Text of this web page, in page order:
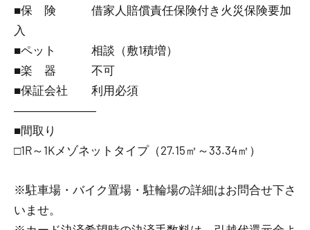
■保 険 借家人賠償責任保険付き火災保険要加
入
■ペット 相談（敷1積増）
■楽 器 不可
■保証会社 利用必須
―――――――
■間取り
□1R～1Kメゾネットタイプ（27.15㎡～33.34㎡）
※駐車場・バイク置場・駐輪場の詳細はお問合せ下さ
いませ。